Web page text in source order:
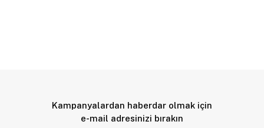
Kampanyalardan haberdar olmak için
e-mail adresinizi bırakın